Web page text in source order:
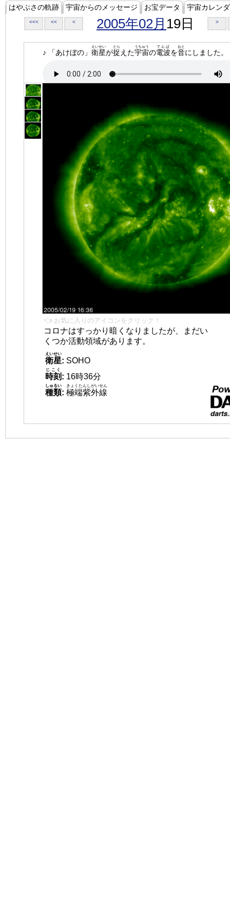
はやぶさの軌跡 宇宙からのメッセージ お宝データ 宇宙カレン
<<< << < 2005年02月 19日 >
♪ 「あけぼの」 衛星
えいせい
が捉
とら
えた宇宙
うちゅう
の電波
でんぱ
を音
おと
にしました。
👈 お気に入りのアイコンをクリック！
コロナはすっかり暗くなりましたが、まだい
くつか活動領域があります。
衛星
えいせい
: SOHO
時刻
じこく
: 16時36分
種類
しゅるい
: 極端紫外線
きょくたんしがいせん